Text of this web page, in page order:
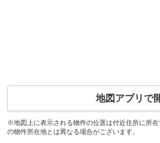
地図アプリで
※地図上に表示される物件の位置は付近住所に所
の物件所在地とは異なる場合がございます。